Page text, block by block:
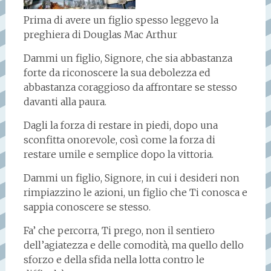
Prima di avere un figlio spesso leggevo la
preghiera di Douglas Mac Arthur
Dammi un figlio, Signore, che sia abbastanza
forte da riconoscere la sua debolezza ed
abbastanza coraggioso da affrontare se stesso
davanti alla paura.
Dagli la forza di restare in piedi, dopo una
sconfitta onorevole, così come la forza di
restare umile e semplice dopo la vittoria.
Dammi un figlio, Signore, in cui i desideri non
rimpiazzino le azioni, un figlio che Ti conosca e
sappia conoscere se stesso.
Fa’ che percorra, Ti prego, non il sentiero
dell’agiatezza e delle comodità, ma quello dello
sforzo e della sfida nella lotta contro le